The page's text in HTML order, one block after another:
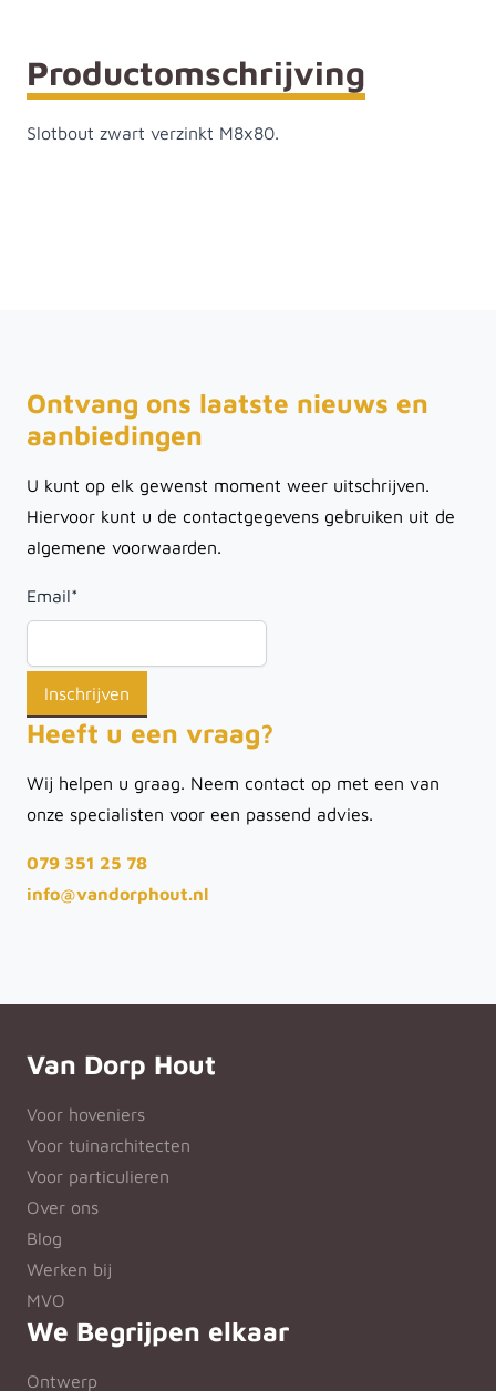
Productomschrijving
Slotbout zwart verzinkt M8x80.
Ontvang ons laatste nieuws en
aanbiedingen
U kunt op elk gewenst moment weer uitschrijven.
Hiervoor kunt u de contactgegevens gebruiken uit de
algemene voorwaarden.
Email*
Heeft u een vraag?
Wij helpen u graag. Neem contact op met een van
onze specialisten voor een passend advies.
079 351 25 78
info@vandorphout.nl
Van Dorp Hout
Voor hoveniers
Voor tuinarchitecten
Voor particulieren
Over ons
Blog
Werken bij
MVO
We Begrijpen elkaar
Ontwerp